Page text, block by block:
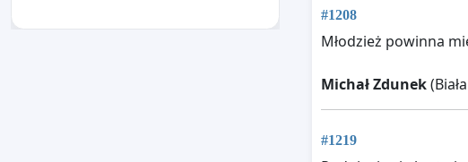
#1208
Młodzież powinna
Michał Zdunek
#1219